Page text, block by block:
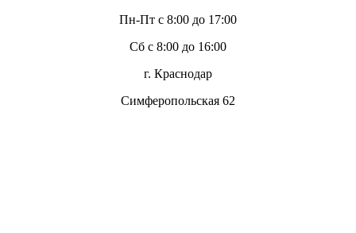
Пн-Пт с 8:00 до 17:00
Сб с 8:00 до 16:00
г. Краснодар
Симферопольская 62